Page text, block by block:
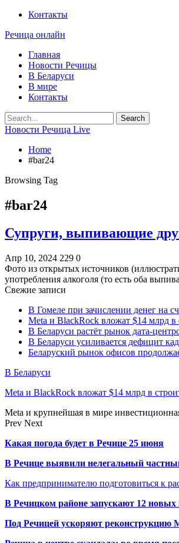
Контакты
Речица онлайн
Главная
Новости Речицы
В Беларуси
В мире
Контакты
Новости Речица Live
Home
#bar24
Browsing Tag
#bar24
Супруги, выпивающие
Апр 10, 2024 229 0
Фото из открытых источников
употребления алкоголя (то есть оба
Свежие записи
В Гомеле при зачислении денег на
Meta и BlackRock вложат $14 млрд в
В Беларуси растёт рынок дата-
В Беларуси усиливается дефицит
Беларуский рынок офисов
В Беларуси
Meta и BlackRock вложат $14 млрд в
Meta и крупнейшая в мире
Prev Next
Какая погода будет в Речице 25 июня
В Речице выявили нелегальный
Как предпринимателю подготовиться к
В Речицком районе запускают 12
Под Речицей ускоряют реконструкцию